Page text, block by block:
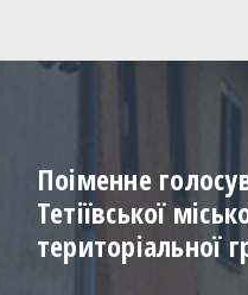
Поіменне
Тетіївської
територіальної